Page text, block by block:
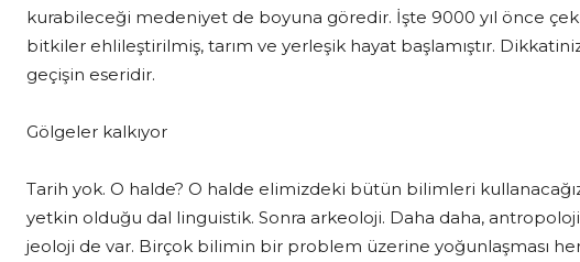
kurabileceği medeniyet de boyuna göredir. İşte 9000 yıl önce
bitkiler ehlileştirilmiş, tarım ve yerleşik hayat başlamıştır.
geçişin eseridir.
Gölgeler kalkıyor
Tarih yok. O halde? O halde elimizdeki bütün bilimleri
yetkin olduğu dal linguistik. Sonra arkeoloji. Daha daha,
jeoloji de var. Birçok bilimin bir problem üzerine yoğunlaşması